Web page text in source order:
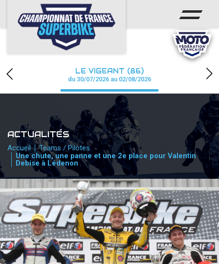
ACCUEIL
CHAMPIONNAT
CALENDRIER
PHOTOS / WEB TV
PARTENAIRES
PRESSE
PRESSE
accéder à la billetterie
LE VIGEANT (86)
du 30/07/2026 au 02/08/2026
ACTUALITÉS
Accueil
Teams / Pilotes
Une chute, une panne et une 2e place pour Valentin
Debise à Lédenon